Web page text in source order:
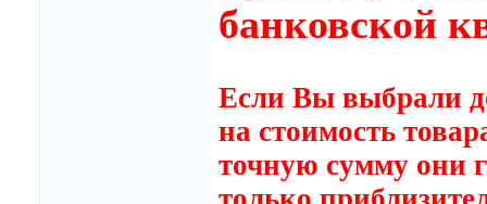
банковской
Если Вы выбрали
на стоимость
точную сумму они